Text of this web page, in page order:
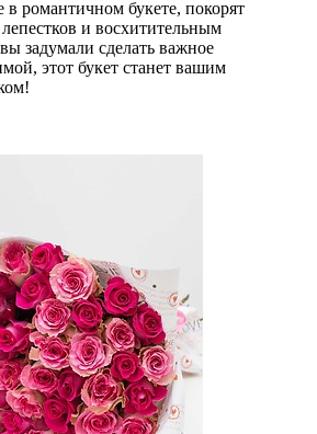
в романтичном букете, покорят
и восхитительным
задумали сделать важное
этот букет станет вашим